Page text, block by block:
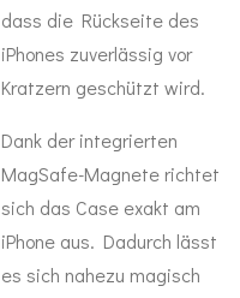
dass die Rückseite des
iPhones zuverlässig vor
Kratzern geschützt wird.
Dank der integrierten
MagSafe-Magnete richtet
sich das Case exakt am
iPhone aus. Dadurch lässt
es sich nahezu magisch